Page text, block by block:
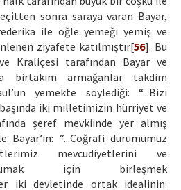
sonra saraya varan Bayar,
ile öğle yemeği yemiş ve
ziyafete katılmıştır[56]. Bu
Kraliçesi tarafından Bayar ve
birtakım armağanlar takdim
yemekte söylediği: “...Bizi
iki milletimizin hürriyet ve
şeref mevkiinde yer almış
Bayar’ın: “...Coğrafi durumumuz
mevcudiyetlerini ve
için birleşmek
iki devletinde ortak idealinin: